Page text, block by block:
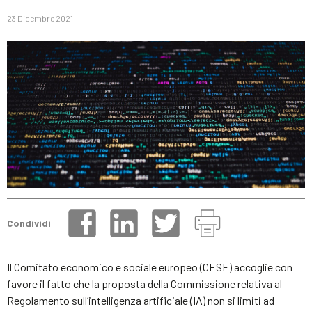
23 Dicembre 2021
Condividi
Il Comitato economico e sociale europeo (CESE) accoglie con
favore il fatto che la proposta della Commissione relativa al
Regolamento sull’intelligenza artificiale (IA) non si limiti ad